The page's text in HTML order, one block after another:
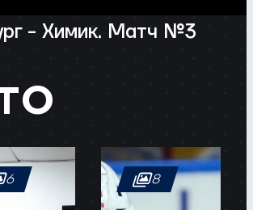
- Химик. Матч №3
6 8